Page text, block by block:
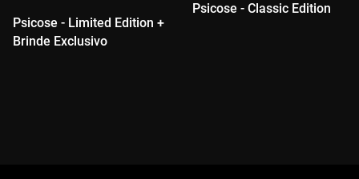
Psicose - Limited Edition +
Brinde Exclusivo
Psicose - Classic Edition